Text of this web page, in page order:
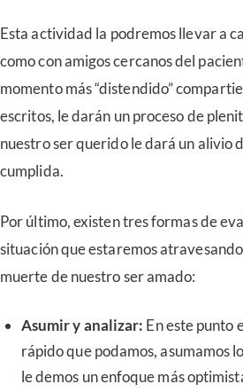
Esta actividad la podremos llevar a
como con amigos cercanos del
momento más “distendido”
escritos, le darán un proceso de
nuestro ser querido le dará un alivio
cumplida.
Por último, existen tres formas de
situación que estaremos
muerte de nuestro ser amado:
Asumir y analizar: En este punto
rápido que podamos, asumamos
le demos un enfoque más